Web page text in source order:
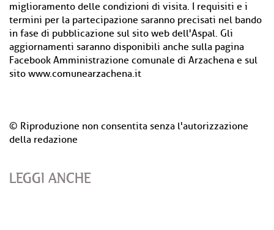
miglioramento delle condizioni di visita. I requisiti e i
termini per la partecipazione saranno precisati nel bando
in fase di pubblicazione sul sito web dell'Aspal. Gli
aggiornamenti saranno disponibili anche sulla pagina
Facebook Amministrazione comunale di Arzachena e sul
sito www.comunearzachena.it
© Riproduzione non consentita senza l'autorizzazione
della redazione
LEGGI ANCHE